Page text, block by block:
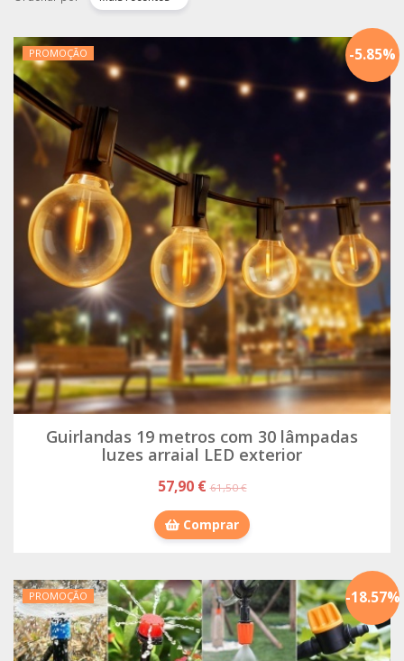
-5.85%
PROMOÇÃO
Guirlandas 19 metros com 30 lâmpadas
luzes arraial LED exterior
57,90 €61,50 €
Comprar
-18.57%
PROMOÇÃO